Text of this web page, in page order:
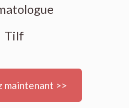
Tilf
maintenant >>